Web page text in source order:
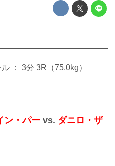
： 3分 3R（75.0kg）
ン・パー vs. ダニロ・ザ